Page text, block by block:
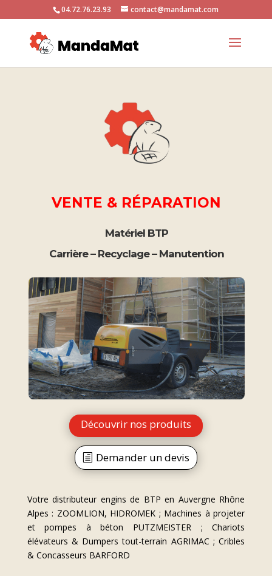
04.72.76.23.93 contact@mandamat.com
VENTE & RÉPARATION
Matériel BTP
Carrière – Recyclage – Manutention
Découvrir nos produits
Demander un devis
Votre distributeur engins de BTP en Auvergne Rhône
Alpes : ZOOMLION, HIDROMEK ; Machines à projeter
et pompes à béton PUTZMEISTER ; Chariots
élévateurs & Dumpers tout-terrain AGRIMAC ; Cribles
& Concasseurs BARFORD